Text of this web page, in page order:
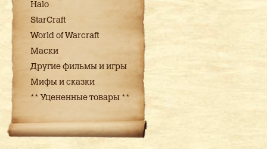
Halo
StarCraft
World of Warcraft
Маски
Другие фильмы и игры
Мифы и сказки
** Уцененные товары **